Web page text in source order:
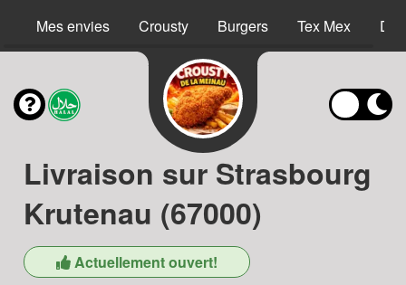
Mes envies Crousty Burgers Tex Mex
Livraison sur Strasbourg
Krutenau (67000)
Actuellement ouvert!